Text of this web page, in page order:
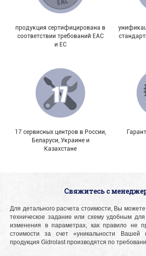
продукция сертифицирована в
соответствии требований EAC
и EC
17 сервисных центров в России,
Беларуси, Украине и
Казахстане
Свяжитесь с
Для детального расчета стоимости, Вы
техническое задание или схему удобным
изменения в параметрах, как правило не
стоимости за счет «уникальности Вашей
продукция Gidrolast производятся по